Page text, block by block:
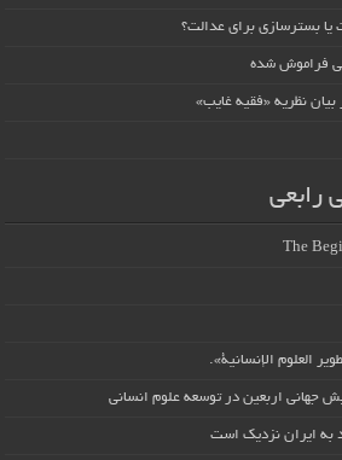
یا بسترسازی برای عدالت؟
فراموش شده
نظریه «فقیه غایب»
رابعی
The
العلوم الإنسانية».
جهانی اربعین در توسعه علوم انسانی
به ایران نزدیک است